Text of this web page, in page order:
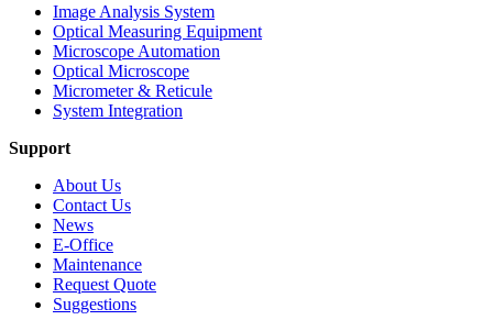
Image Analysis System
Optical Measuring Equipment
Microscope Automation
Optical Microscope
Micrometer & Reticule
System Integration
Support
About Us
Contact Us
News
E-Office
Maintenance
Request Quote
Suggestions